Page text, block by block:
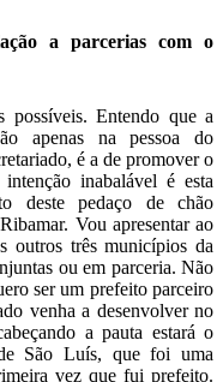
a parcerias com o
possíveis. Entendo que a
apenas na pessoa do
é a de promover o
inabalável é esta
deste pedaço de chão
Vou apresentar ao
outros três municípios da
ou em parceria. Não
ser um prefeito parceiro
venha a desenvolver no
a pauta estará o
São Luís, que foi uma
vez que fui prefeito.